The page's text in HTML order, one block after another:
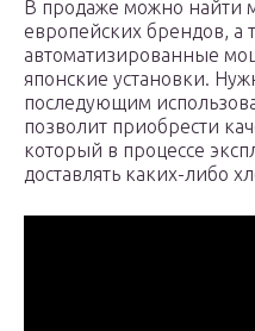
В продаже можно найти
европейских брендов, а
автоматизированные
японские установки.
последующим
позволит приобрести
который в процессе
доставлять каких-либо